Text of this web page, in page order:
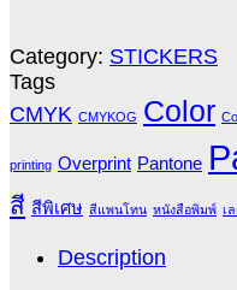
Category: STICKERS
Tags
CMYK CMYKOG Color
printing Overprint Pantone
สี สีพิเศษ สีแพนโทน หนังสือพิมพ์ เ
Description